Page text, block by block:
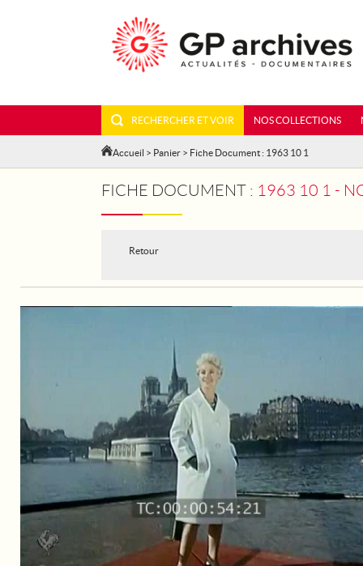
RECHERCHER ET VOIR NOS COLLECTIONS
Accueil > Panier > Fiche Document : 1963 10 1
FICHE DOCUMENT : 1963 10 1 -
Retour